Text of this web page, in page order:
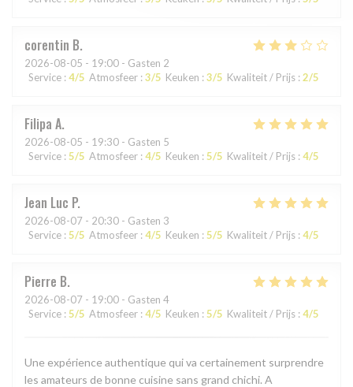
corentin B
2026-08-05 - 19:00 - Gasten 2
Service : 4/5 Atmosfeer : 3/5 Keuken : 3/5 Kwaliteit / Prijs : 2/5
Filipa A
2026-08-05 - 19:30 - Gasten 5
Service : 5/5 Atmosfeer : 4/5 Keuken : 5/5 Kwaliteit / Prijs : 4/5
Jean Luc P
2026-08-07 - 20:30 - Gasten 3
Service : 5/5 Atmosfeer : 4/5 Keuken : 5/5 Kwaliteit / Prijs : 4/5
Pierre B
2026-08-07 - 19:00 - Gasten 4
Service : 5/5 Atmosfeer : 4/5 Keuken : 5/5 Kwaliteit / Prijs : 4/5
Une expérience authentique qui va certainement surprendre
les amateurs de bonne cuisine sans grand chichi. A